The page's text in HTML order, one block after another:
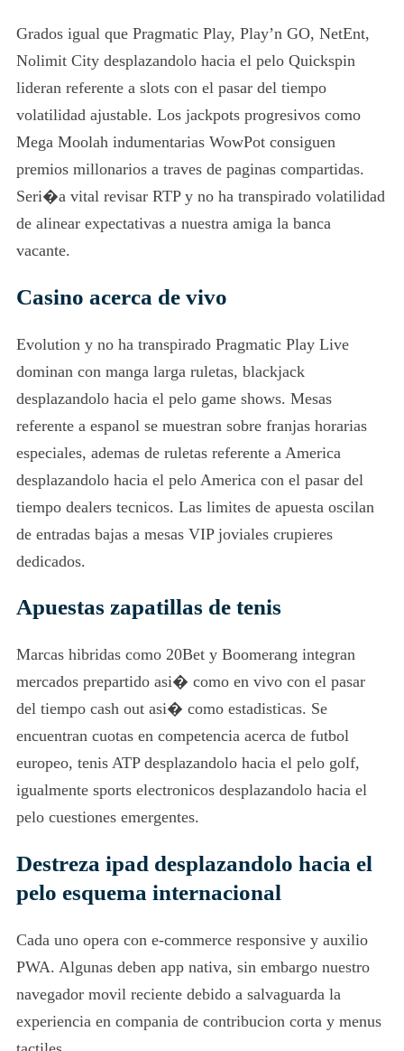
Grados igual que Pragmatic Play, Play’n GO, NetEnt,
Nolimit City desplazandolo hacia el pelo Quickspin
lideran referente a slots con el pasar del tiempo
volatilidad ajustable. Los jackpots progresivos como
Mega Moolah indumentarias WowPot consiguen
premios millonarios a traves de paginas compartidas.
Seri�a vital revisar RTP y no ha transpirado volatilidad
de alinear expectativas a nuestra amiga la banca
vacante.
Casino acerca de vivo
Evolution y no ha transpirado Pragmatic Play Live
dominan con manga larga ruletas, blackjack
desplazandolo hacia el pelo game shows. Mesas
referente a espanol se muestran sobre franjas horarias
especiales, ademas de ruletas referente a America
desplazandolo hacia el pelo America con el pasar del
tiempo dealers tecnicos. Las limites de apuesta oscilan
de entradas bajas a mesas VIP joviales crupieres
dedicados.
Apuestas zapatillas de tenis
Marcas hibridas como 20Bet y Boomerang integran
mercados prepartido asi� como en vivo con el pasar
del tiempo cash out asi� como estadisticas. Se
encuentran cuotas en competencia acerca de futbol
europeo, tenis ATP desplazandolo hacia el pelo golf,
igualmente sports electronicos desplazandolo hacia el
pelo cuestiones emergentes.
Destreza ipad desplazandolo hacia el
pelo esquema internacional
Cada uno opera con e-commerce responsive y auxilio
PWA. Algunas deben app nativa, sin embargo nuestro
navegador movil reciente debido a salvaguarda la
experiencia en compania de contribucion corta y menus